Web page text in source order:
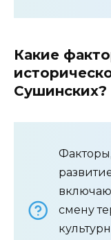
Какие
Сушинских?
смену